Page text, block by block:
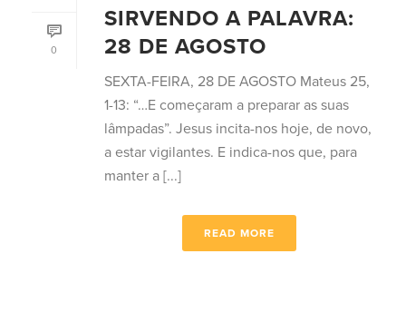
0
SIRVENDO A PALAVRA:
28 DE AGOSTO
SEXTA-FEIRA, 28 DE AGOSTO Mateus 25,
1-13: “…E começaram a preparar as suas
lâmpadas”. Jesus incita-nos hoje, de novo,
a estar vigilantes. E indica-nos que, para
manter a [...]
READ MORE